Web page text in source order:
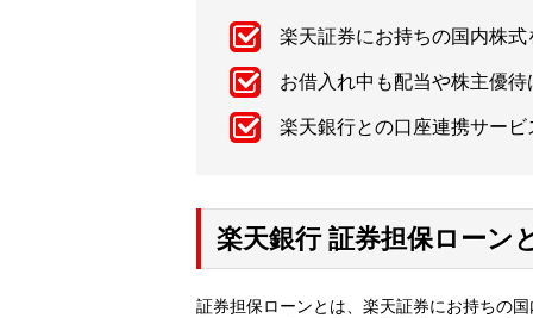
楽天証券にお持ちの国内株
お借入れ中も配当や株主優
楽天銀行との口座連携サー
楽天銀行 証券担保ローン
証券担保ローンとは、楽天証券にお持ちの